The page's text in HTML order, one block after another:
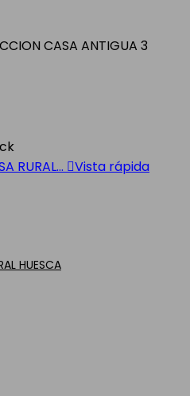
CASA ANTIGUA 3
Vista rápida
HUESCA